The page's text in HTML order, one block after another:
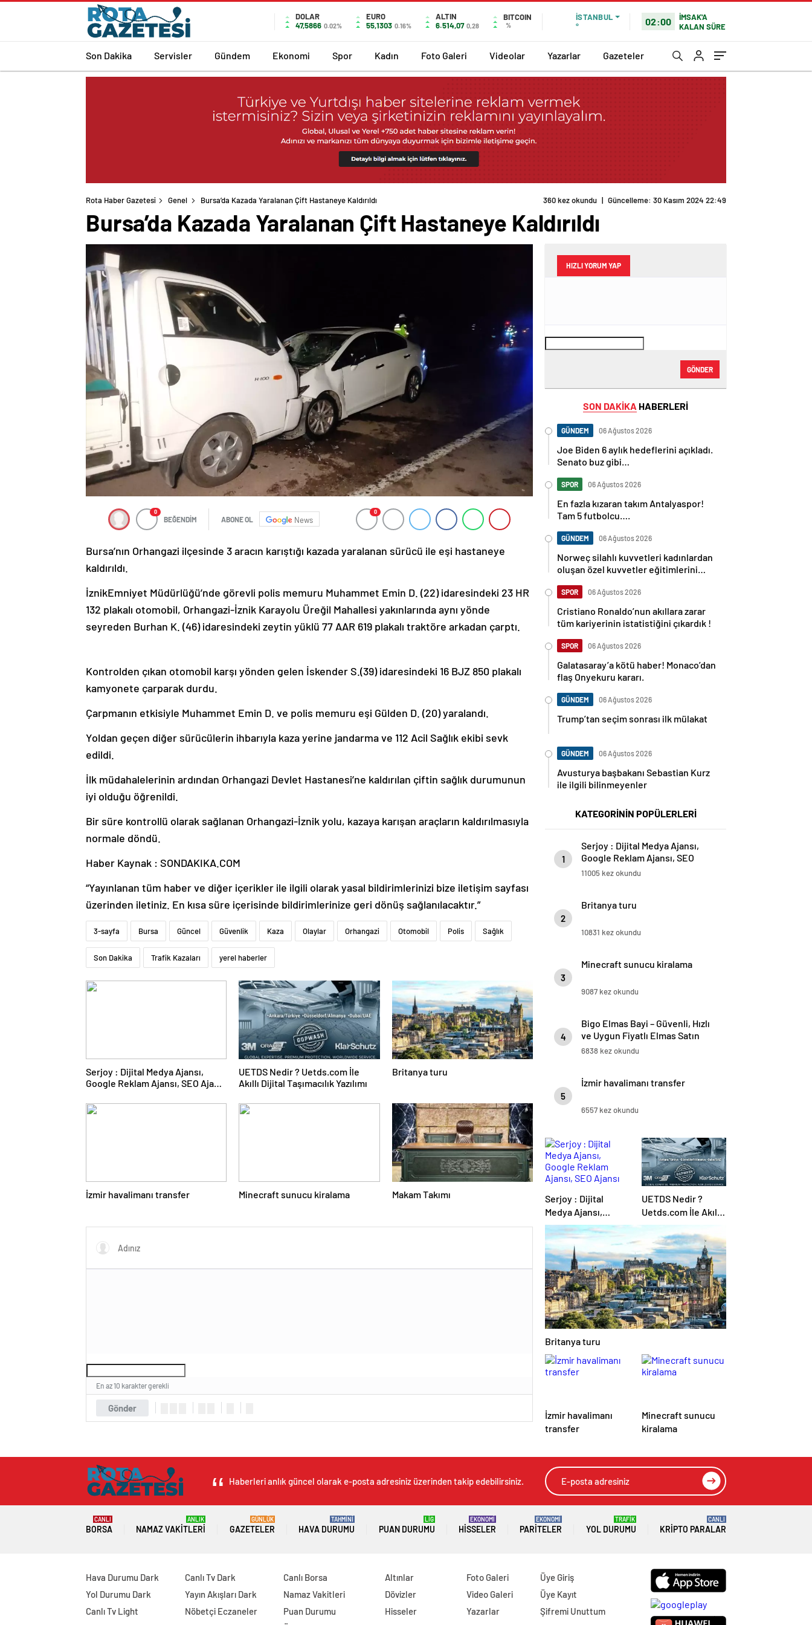
DOLAR
47,5866 0.02%
EURO
55,1303 0.16%
ALTIN
6.514,07 0,28
BITCOIN
%
İSTANBUL
°
02:00
İMSAK'A
KALAN SÜRE
Son Dakika Servisler Gündem Ekonomi Spor Kadın Foto Galeri Videolar Yazarlar Gazeteler
Rota Haber Gazetesi Genel Bursa’da Kazada Yaralanan Çift Hastaneye Kaldırıldı 360 kez okundu | Güncelleme: 30 Kasım 2024 22:49
Bursa’da Kazada Yaralanan Çift Hastaneye Kaldırıldı
0
BEĞENDİM ABONE OL News
0
Bursa’nın Orhangazi ilçesinde 3 aracın karıştığı kazada yaralanan sürücü ile eşi hastaneye
kaldırıldı.
İznikEmniyet Müdürlüğü’nde görevli polis memuru Muhammet Emin D. (22) idaresindeki 23 HR
132 plakalı otomobil, Orhangazi-İznik Karayolu Üreğil Mahallesi yakınlarında aynı yönde
seyreden Burhan K. (46) idaresindeki zeytin yüklü 77 AAR 619 plakalı traktöre arkadan çarptı.
Kontrolden çıkan otomobil karşı yönden gelen İskender S.(39) idaresindeki 16 BJZ 850 plakalı
kamyonete çarparak durdu.
Çarpmanın etkisiyle Muhammet Emin D. ve polis memuru eşi Gülden D. (20) yaralandı.
Yoldan geçen diğer sürücülerin ihbarıyla kaza yerine jandarma ve 112 Acil Sağlık ekibi sevk
edildi.
İlk müdahalelerinin ardından Orhangazi Devlet Hastanesi’ne kaldırılan çiftin sağlık durumunun
iyi olduğu öğrenildi.
Bir süre kontrollü olarak sağlanan Orhangazi-İznik yolu, kazaya karışan araçların kaldırılmasıyla
normale döndü.
Haber Kaynak : SONDAKIKA.COM
“Yayınlanan tüm haber ve diğer içerikler ile ilgili olarak yasal bildirimlerinizi bize iletişim sayfası
üzerinden iletiniz. En kısa süre içerisinde bildirimlerinize geri dönüş sağlanılacaktır.”
3-sayfa Bursa Güncel Güvenlik Kaza Olaylar Orhangazi Otomobil Polis Sağlık
Son Dakika Trafik Kazaları yerel haberler
Serjoy : Dijital Medya Ajansı,
Google Reklam Ajansı, SEO Ajansı
UETDS Nedir ? Uetds.com İle
Akıllı Dijital Taşımacılık Yazılımı
Britanya turu
İzmir havalimanı transfer Minecraft sunucu kiralama Makam Takımı
Gönder
En az 10 karakter gerekli
HIZLI YORUM YAP
GÖNDER
SON DAKİKA HABERLERİ
GÜNDEM 06 Ağustos 2026
Joe Biden 6 aylık hedeflerini açıkladı.
Senato buz gibi…
SPOR 06 Ağustos 2026
En fazla kızaran takım Antalyaspor!
Tam 5 futbolcu….
GÜNDEM 06 Ağustos 2026
Norweç silahlı kuvvetleri kadınlardan
oluşan özel kuvvetler eğitimlerini
SPOR 06 Ağustos 2026
Cristiano Ronaldo’nun akıllara zarar
tüm kariyerinin istatistiğini çıkardık !
SPOR 06 Ağustos 2026
Galatasaray’a kötü haber! Monaco’dan
flaş Onyekuru kararı.
GÜNDEM 06 Ağustos 2026
Trump’tan seçim sonrası ilk mülakat
GÜNDEM 06 Ağustos 2026
Avusturya başbakanı Sebastian Kurz
ile ilgili bilinmeyenler
KATEGORİNİN POPÜLERLERİ
1
Serjoy : Dijital Medya Ajansı,
Google Reklam Ajansı, SEO
Ajansı ve Web Tasarım Ajansı
11005 kez okundu
2
Britanya turu
10831 kez okundu
3
Minecraft sunucu kiralama
9087 kez okundu
4
Bigo Elmas Bayi – Güvenli, Hızlı
ve Uygun Fiyatlı Elmas Satın
Almanın Yeni Adresi
6838 kez okundu
5
İzmir havalimanı transfer
6557 kez okundu
Serjoy : Dijital
Medya Ajansı,
Google Reklam
Ajansı, SEO Ajansı
ve Web Tasarım
Ajansı
UETDS Nedir ?
Uetds.com İle Akıllı
Dijital Taşımacılık
Yazılımı
Britanya turu
İzmir havalimanı
transfer
Minecraft sunucu
kiralama
Haberleri anlık güncel olarak e-posta adresiniz üzerinden takip edebilirsiniz.
BORSA
CANLI
NAMAZ VAKITLERI
ANLIK
GAZETELER
GÜNLÜK
HAVA DURUMU
TAHMİNİ
PUAN DURUMU
LİG
HISSELER
EKONOMİ
PARITELER
EKONOMİ
YOL DURUMU
TRAFİK
KRIPTO PARALAR
CANLI
Hava Durumu Dark
Yol Durumu Dark
Canlı Tv Light
Canlı Tv Dark
Yayın Akışları Dark
Nöbetçi Eczaneler
Canlı Borsa
Namaz Vakitleri
Puan Durumu
Altınlar
Dövizler
Hisseler
Foto Galeri
Video Galeri
Yazarlar
Üye Giriş
Üye Kayıt
Şifremi Unuttum